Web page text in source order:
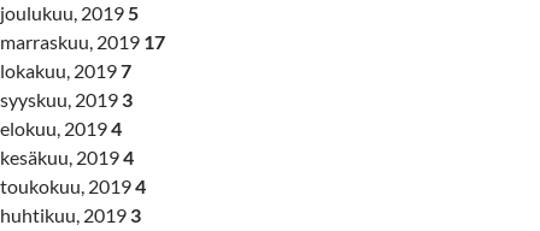
joulukuu, 20195
marraskuu, 2019 17
lokakuu, 20197
syyskuu, 2019 3
elokuu, 20194
kesäkuu, 20194
toukokuu, 20194
huhtikuu, 2019 3